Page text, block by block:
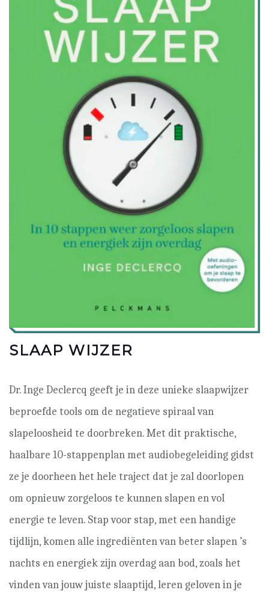
SLAAP WIJZER
Dr. Inge Declercq geeft je in deze unieke slaapwijzer
beproefde tools om de negatieve spiraal van
slapeloosheid te doorbreken. Met dit praktische,
haalbare 10-stappenplan met audiobegeleiding gidst
ze je doorheen het hele traject dat je zal doorlopen
om opnieuw zorgeloos te kunnen slapen en vol
energie te leven. Stap voor stap, met een handige
tijdlijn, komen alle ingrediënten van beter slapen ’s
nachts en energiek zijn overdag aan bod, zoals het
vinden van jouw juiste slaaptijd, leren geloven in je